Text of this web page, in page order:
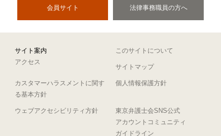
会員サイト 法律事務職員の方へ
サイト案内
このサイトについて
アクセス
サイトマップ
カスタマーハラスメントに関す
る基本方針
個人情報保護方針
ウェブアクセシビリティ方針
東京弁護士会SNS公式
アカウントコミュニティ
ガイドライン